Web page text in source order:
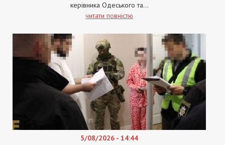
керівника Одеського та...
читати повністю
5/08/2026 - 14:44